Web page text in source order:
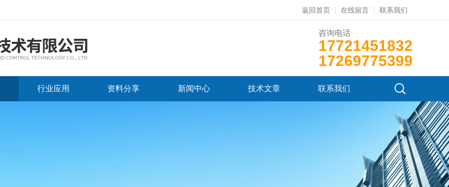
返回首页 在线留言 联系我们
咨询电话
17721451832
17269775399
行业应用 资料分享 新闻中心 技术文章 联系我们